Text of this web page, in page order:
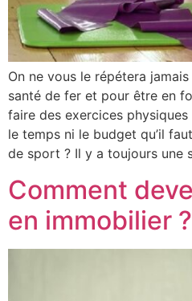
On ne vous le répétera
santé de fer et pour être en
faire des exercices
le temps ni le budget qu’il
de sport ? Il y a toujours une
Comment
en immobilier ?